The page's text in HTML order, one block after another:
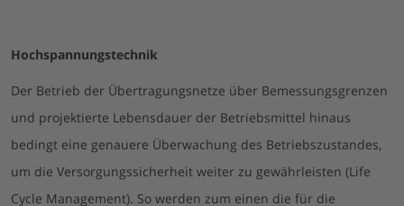
Hochspannungstechnik
Der Betrieb der Übertragungsnetze über Bemessungsgrenzen
und projektierte Lebensdauer der Betriebsmittel hinaus
bedingt eine genauere Überwachung des Betriebszustandes,
um die Versorgungssicherheit weiter zu gewährleisten (Life
Cycle Management). So werden zum einen die für die